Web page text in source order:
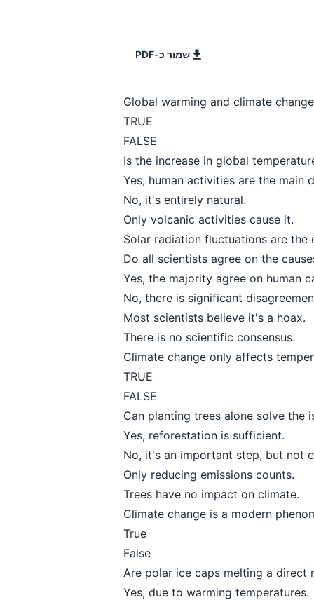
שמור כ-PDF
Global warming and climate
TRUE
FALSE
Is the increase in global
Yes, human activities are the main
No, it's entirely natural.
Only volcanic activities cause it.
Solar radiation fluctuations are the
Do all scientists agree on the
Yes, the majority agree on human
No, there is significant
Most scientists believe it's a hoax.
There is no scientific consensus.
Climate change only affects
TRUE
FALSE
Can planting trees alone solve the
Yes, reforestation is sufficient.
No, it's an important step, but not
Only reducing emissions counts.
Trees have no impact on climate.
Climate change is a modern
True
False
Are polar ice caps melting a direct
Yes, due to warming temperatures.